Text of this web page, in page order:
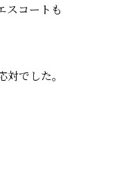
スコートも
でした。